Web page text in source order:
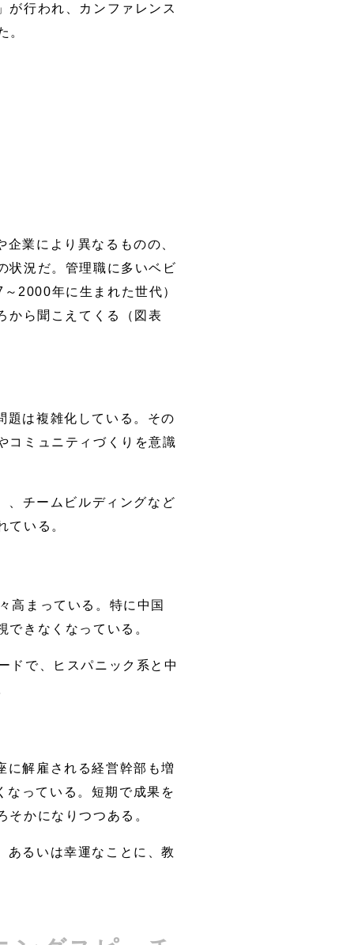
が行われ、カンファレンス
。
業により異なるものの、
状況だ。管理職に多いベビ
2000年に生まれた世代）
から聞こえてくる（図表
題は複雑化している。その
コミュニティづくりを意識
チームビルディングなど
ている。
高まっている。特に中国
きなくなっている。
ドで、ヒスパニック系と中
に解雇される経営幹部も増
っている。短期で成果を
かになりつつある。
あるいは幸運なことに、教